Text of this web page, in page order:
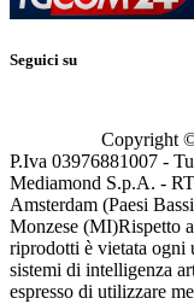
Seguici su
Copyright
P.Iva 03976881007 -
Mediamond S.p.A. -
Amsterdam (Paesi
Monzese (MI)Rispetto
riprodotti è vietata ogni
sistemi di intelligenza
espresso di utilizzare